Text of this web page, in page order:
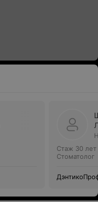
Стаж 30 лет
Стоматолог